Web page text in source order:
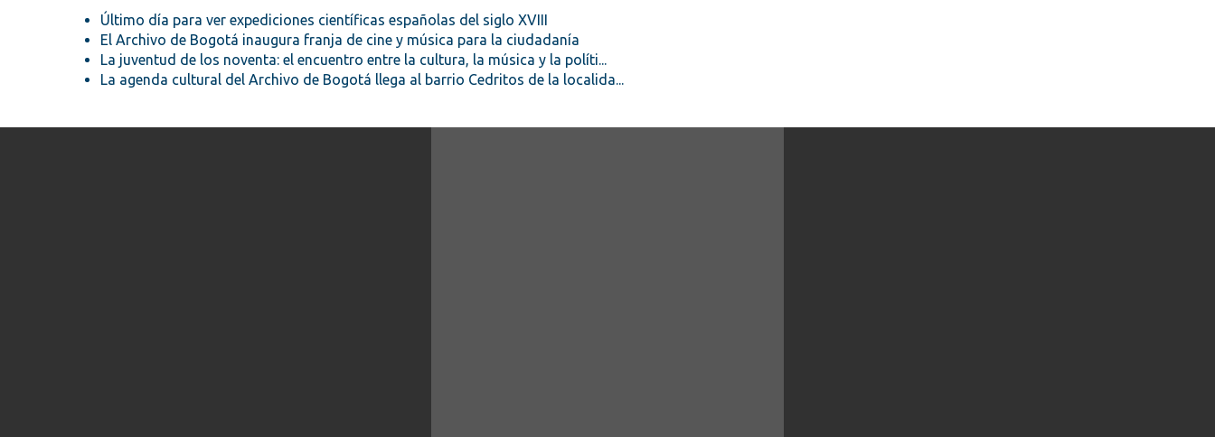
Último día para ver expediciones científicas españolas del siglo XVIII
El Archivo de Bogotá inaugura franja de cine y música para la ciudadanía
La juventud de los noventa: el encuentro entre la cultura, la música y la políti...
La agenda cultural del Archivo de Bogotá llega al barrio Cedritos de la localida...